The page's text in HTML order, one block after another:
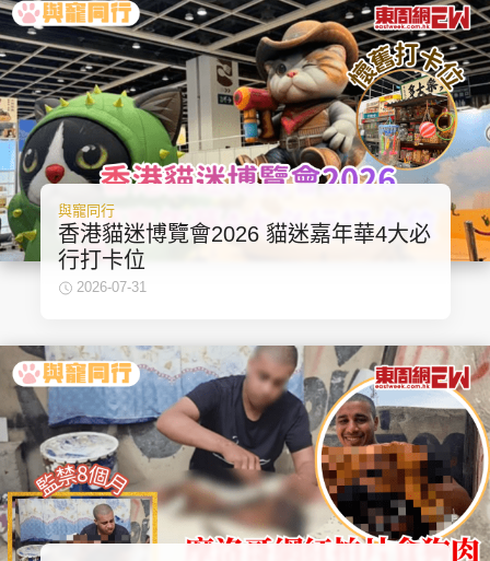
與寵同行
香港貓迷博覽會2026 貓迷嘉年華4大必
行打卡位
2026-07-31